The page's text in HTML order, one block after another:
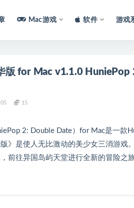
Mac游戏 软件 游戏
版 for Mac v1.1.0
15
2: Double Date）for Mac是一款
》是使人无比激动的美少女三消游戏
前往异国岛屿天堂进行全新的冒险之旅